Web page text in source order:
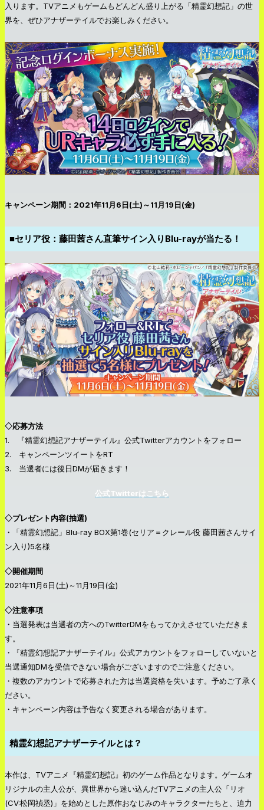
入ります。TVアニメもゲームもどんどん盛り上がる「精霊幻想記」の世
界を、ぜひアナザーテイルでお楽しみください。
キャンペーン期間：2021年11月6日(土)～11月19日(金)
■セリア役：藤田茜さん直筆サイン入りBlu-rayが当たる！
◇応募方法
1. 『精霊幻想記アナザーテイル』公式Twitterアカウントをフォロー
2. キャンペーンツイートをRT
3. 当選者には後日DMが届きます！
公式Twitterはこちら
◇プレゼント内容(抽選)
・「精霊幻想記」Blu-ray BOX第1巻(セリア＝クレール役 藤田茜さんサイ
ン入り)5名様
◇開催期間
2021年11月6日(土)～11月19日(金)
◇注意事項
・当選発表は当選者の方へのTwitterDMをもってかえさせていただきま
す。
・『精霊幻想記アナザーテイル』公式アカウントをフォローしていないと
当選通知DMを受信できない場合がございますのでご注意ください。
・複数のアカウントで応募された方は当選資格を失います。予めご了承く
ださい。
・キャンペーン内容は予告なく変更される場合があります。
精霊幻想記アナザーテイルとは？
本作は、TVアニメ『精霊幻想記』初のゲーム作品となります。ゲームオ
リジナルの主人公が、異世界から迷い込んだTVアニメの主人公「リオ
(CV:松岡禎丞)」を始めとした原作おなじみのキャラクターたちと、迫力